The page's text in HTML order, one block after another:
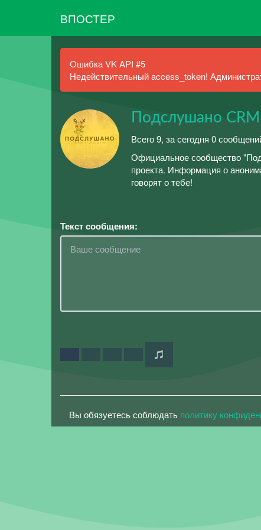
ВПОСТЕР
Ошибка VK API #5
Недействительный access_token!
Подслушано
Всего 9, за сегодня 0
Официальное сообщество
проекта. Информация о
говорят о тебе!
Текст сообщения:
Вы обязуетесь соблюдать политику